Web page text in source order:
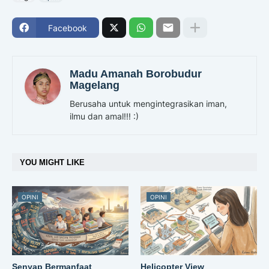
Facebook
Madu Amanah Borobudur
Magelang
Berusaha untuk mengintegrasikan iman,
ilmu dan amal!!! :)
YOU MIGHT LIKE
OPINI
Senyap Bermanfaat
OPINI
Helicopter View